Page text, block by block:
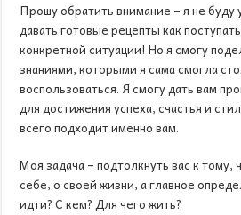
Прошу обратить внимание – я не буду
давать готовые рецепты как
конкретной ситуации! Но я смогу
знаниями, которыми я сама смогла
воспользоваться. Я смогу дать вам
для достижения успеха, счастья и
всего подходит именно вам.
Моя задача – подтолкнуть вас к тому,
себе, о своей жизни, а главное
идти? C кем? Для чего жить?